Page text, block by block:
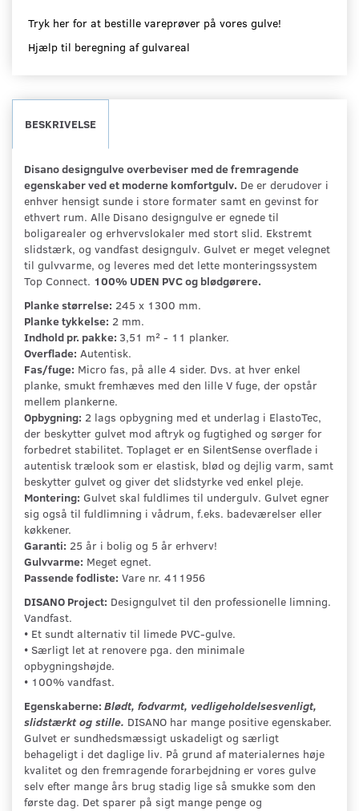
Tryk her for at bestille vareprøver på vores gulve!
Hjælp til beregning af gulvareal
BESKRIVELSE
Disano designgulve overbeviser med de fremragende
egenskaber ved et moderne komfortgulv. De er derudover i
enhver hensigt sunde i store formater samt en gevinst for
ethvert rum. Alle Disano designgulve er egnede til
boligarealer og erhvervslokaler med stort slid. Ekstremt
slidstærk, og vandfast designgulv. Gulvet er meget velegnet
til gulvvarme, og leveres med det lette monteringssystem
Top Connect. 100% UDEN PVC og blødgørere.
Planke størrelse: 245 x 1300 mm.
Planke tykkelse: 2 mm.
Indhold pr. pakke: 3,51 m² - 11 planker.
Overflade: Autentisk.
Fas/fuge: Micro fas, på alle 4 sider. Dvs. at hver enkel
planke, smukt fremhæves med den lille V fuge, der opstår
mellem plankerne.
Opbygning: 2 lags opbygning med et underlag i ElastoTec,
der beskytter gulvet mod aftryk og fugtighed og sørger for
forbedret stabilitet. Toplaget er en SilentSense overflade i
autentisk trælook som er elastisk, blød og dejlig varm, samt
beskytter gulvet og giver det slidstyrke ved enkel pleje.
Montering: Gulvet skal fuldlimes til undergulv. Gulvet egner
sig også til fuldlimning i vådrum, f.eks. badeværelser eller
køkkener.
Garanti: 25 år i bolig og 5 år erhverv!
Gulvvarme: Meget egnet.
Passende fodliste: Vare nr. 411956
DISANO Project: Designgulvet til den professionelle limning.
Vandfast.
• Et sundt alternativ til limede PVC-gulve.
• Særligt let at renovere pga. den minimale
opbygningshøjde.
• 100% vandfast.
Egenskaberne: Blødt, fodvarmt, vedligeholdelsesvenligt,
slidstærkt og stille. DISANO har mange positive egenskaber.
Gulvet er sundhedsmæssigt uskadeligt og særligt
behageligt i det daglige liv. På grund af materialernes høje
kvalitet og den fremragende forarbejdning er vores gulve
selv efter mange års brug stadig lige så smukke som den
første dag. Det sparer på sigt mange penge og